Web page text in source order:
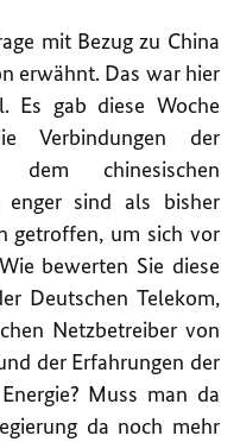
mit Bezug zu China
erwähnt. Das war hier
Es gab diese Woche
Verbindungen der
chinesischen
enger sind als bisher
getroffen, um sich vor
bewerten Sie diese
Deutschen Telekom,
Netzbetreiber von
der Erfahrungen der
Muss man da
da noch mehr